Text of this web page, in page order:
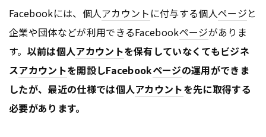
Facebookには、個人アカウント に付与する個人ページと
企業や団体などが利用できるFacebookページがありま
す。 以前は個人アカウントを保有していなくてもビジネ
スアカウントを開設しFacebookページの運用ができま
したが、最近の仕様では個人アカウントを先に取得する
必要があります。